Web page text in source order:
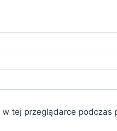
tej przeglądarce podczas